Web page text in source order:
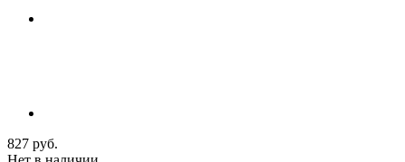
827 руб.